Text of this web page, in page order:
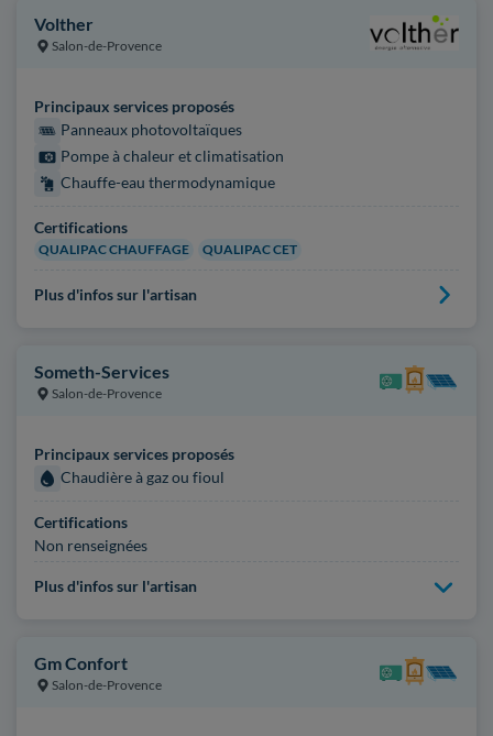
Volther
Salon-de-Provence
Principaux services proposés
Panneaux photovoltaïques
Pompe à chaleur et climatisation
Chauffe-eau thermodynamique
Certifications
QUALIPAC CHAUFFAGE QUALIPAC CET
Plus d'infos sur l'artisan
Someth-Services
Salon-de-Provence
Principaux services proposés
Chaudière à gaz ou fioul
Certifications
Non renseignées
Plus d'infos sur l'artisan
Gm Confort
Salon-de-Provence